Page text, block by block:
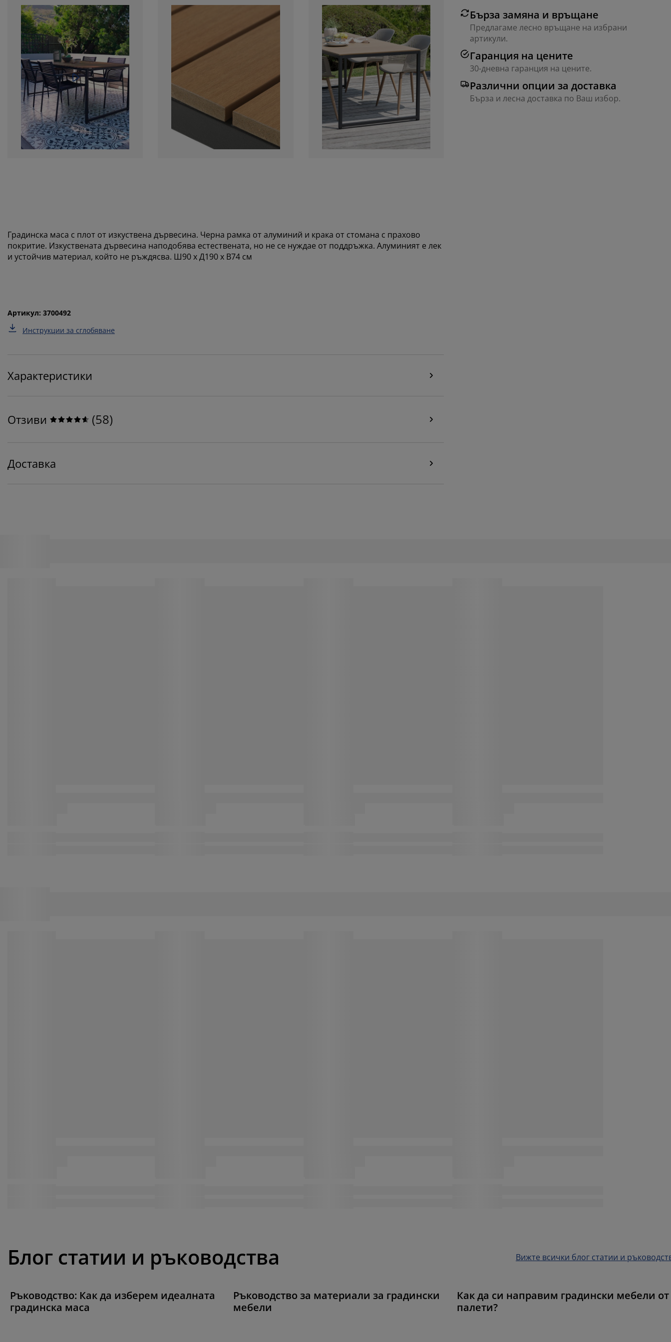
Бърза замяна и връщане
Предлагаме лесно връщане на избрани
артикули.
Гаранция на цените
30-дневна гаранция на цените.
Различни опции за доставка
Бърза и лесна доставка по Ваш избор.
Градинска маса с плот от изкуствена дървесина. Черна рамка от алуминий и крака от стомана с прахово
покритие. Изкуствената дървесина наподобява естествената, но не се нуждае от поддръжка. Алуминият е лек
и устойчив материал, който не ръждясва. Ш90 x Д190 x В74 см
Артикул: 3700492
Инструкции за сглобяване
Характеристики
Отзиви (58)
Доставка
Блог статии и ръководства Вижте всички блог статии и
Ръководство: Как да изберем идеалната
градинска маса
Ръководство за материали за градински
мебели
Как да си направим градински мебели от
палети?